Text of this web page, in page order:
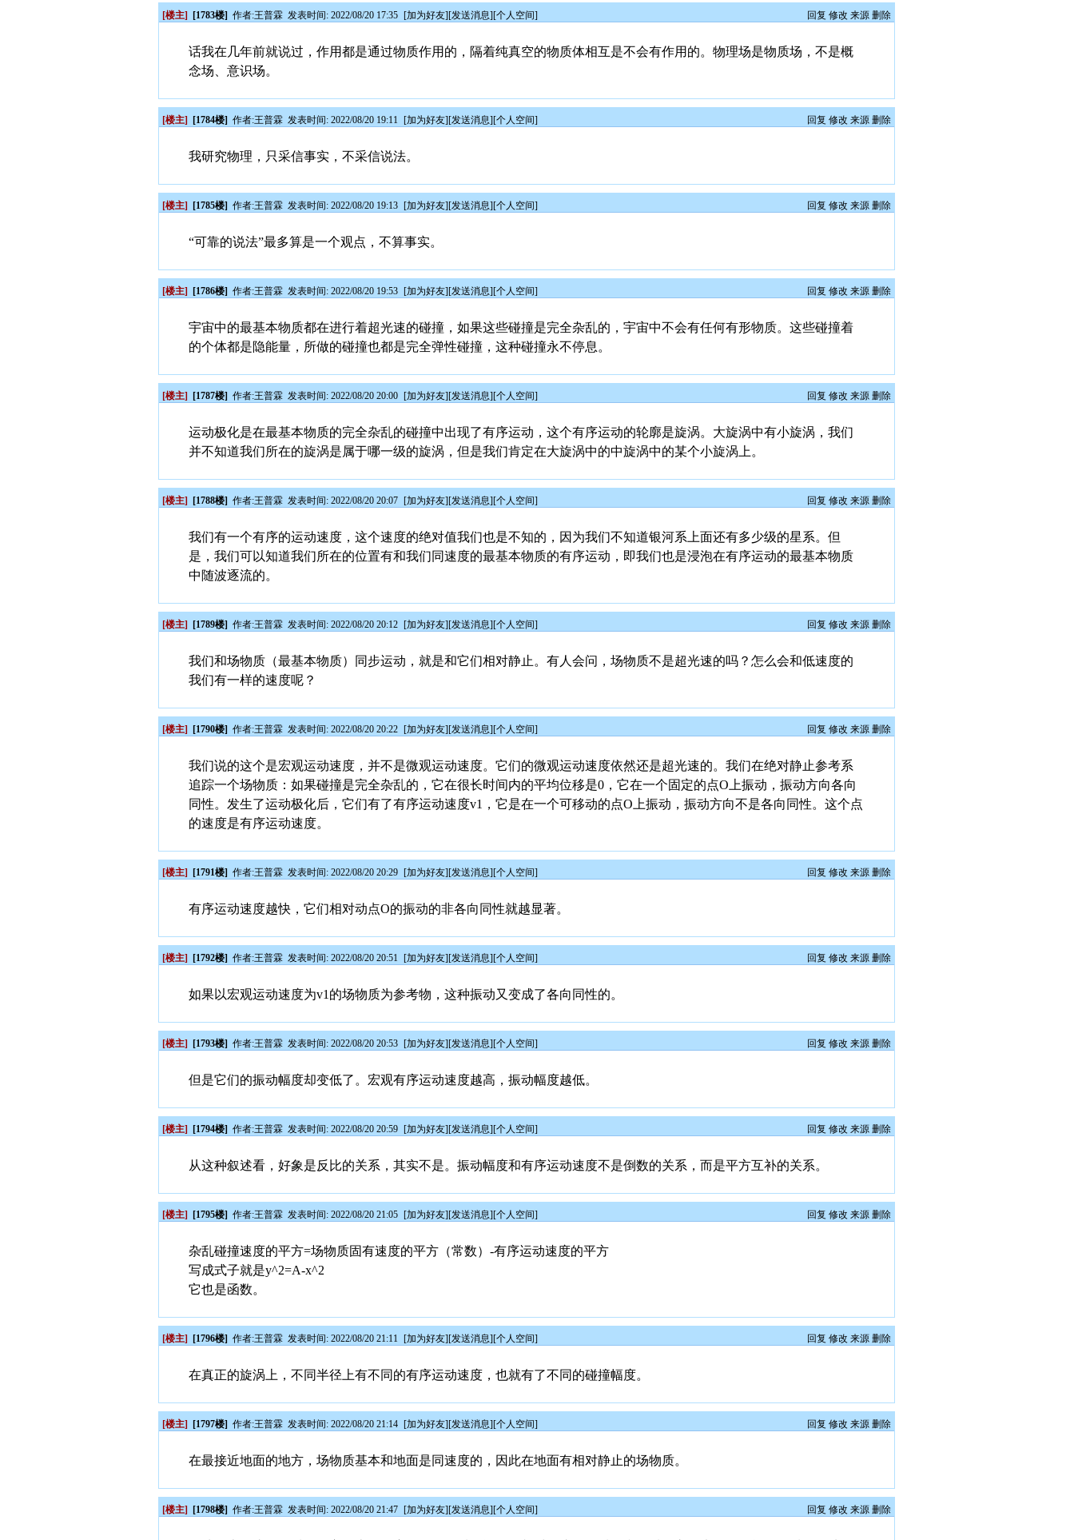
[楼主] [1783楼] 作者:王普霖 发表时间: 2022/08/20 17:35 [加为好友][发送消息][个人空间] 回复 修改 来源 删除
话我在几年前就说过，作用都是通过物质作用的，隔着纯真空的物质体相互是不会有作用的。物理场是物质场，不是概
念场、意识场。
[楼主] [1784楼] 作者:王普霖 发表时间: 2022/08/20 19:11 [加为好友][发送消息][个人空间] 回复 修改 来源 删除
我研究物理，只采信事实，不采信说法。
[楼主] [1785楼] 作者:王普霖 发表时间: 2022/08/20 19:13 [加为好友][发送消息][个人空间] 回复 修改 来源 删除
“可靠的说法”最多算是一个观点，不算事实。
[楼主] [1786楼] 作者:王普霖 发表时间: 2022/08/20 19:53 [加为好友][发送消息][个人空间] 回复 修改 来源 删除
宇宙中的最基本物质都在进行着超光速的碰撞，如果这些碰撞是完全杂乱的，宇宙中不会有任何有形物质。这些碰撞着
的个体都是隐能量，所做的碰撞也都是完全弹性碰撞，这种碰撞永不停息。
[楼主] [1787楼] 作者:王普霖 发表时间: 2022/08/20 20:00 [加为好友][发送消息][个人空间] 回复 修改 来源 删除
运动极化是在最基本物质的完全杂乱的碰撞中出现了有序运动，这个有序运动的轮廓是旋涡。大旋涡中有小旋涡，我们
并不知道我们所在的旋涡是属于哪一级的旋涡，但是我们肯定在大旋涡中的中旋涡中的某个小旋涡上。
[楼主] [1788楼] 作者:王普霖 发表时间: 2022/08/20 20:07 [加为好友][发送消息][个人空间] 回复 修改 来源 删除
我们有一个有序的运动速度，这个速度的绝对值我们也是不知的，因为我们不知道银河系上面还有多少级的星系。但
是，我们可以知道我们所在的位置有和我们同速度的最基本物质的有序运动，即我们也是浸泡在有序运动的最基本物质
中随波逐流的。
[楼主] [1789楼] 作者:王普霖 发表时间: 2022/08/20 20:12 [加为好友][发送消息][个人空间] 回复 修改 来源 删除
我们和场物质（最基本物质）同步运动，就是和它们相对静止。有人会问，场物质不是超光速的吗？怎么会和低速度的
我们有一样的速度呢？
[楼主] [1790楼] 作者:王普霖 发表时间: 2022/08/20 20:22 [加为好友][发送消息][个人空间] 回复 修改 来源 删除
我们说的这个是宏观运动速度，并不是微观运动速度。它们的微观运动速度依然还是超光速的。我们在绝对静止参考系
追踪一个场物质：如果碰撞是完全杂乱的，它在很长时间内的平均位移是0，它在一个固定的点O上振动，振动方向各向
同性。发生了运动极化后，它们有了有序运动速度v1，它是在一个可移动的点O上振动，振动方向不是各向同性。这个点
的速度是有序运动速度。
[楼主] [1791楼] 作者:王普霖 发表时间: 2022/08/20 20:29 [加为好友][发送消息][个人空间] 回复 修改 来源 删除
有序运动速度越快，它们相对动点O的振动的非各向同性就越显著。
[楼主] [1792楼] 作者:王普霖 发表时间: 2022/08/20 20:51 [加为好友][发送消息][个人空间] 回复 修改 来源 删除
如果以宏观运动速度为v1的场物质为参考物，这种振动又变成了各向同性的。
[楼主] [1793楼] 作者:王普霖 发表时间: 2022/08/20 20:53 [加为好友][发送消息][个人空间] 回复 修改 来源 删除
但是它们的振动幅度却变低了。宏观有序运动速度越高，振动幅度越低。
[楼主] [1794楼] 作者:王普霖 发表时间: 2022/08/20 20:59 [加为好友][发送消息][个人空间] 回复 修改 来源 删除
从这种叙述看，好象是反比的关系，其实不是。振动幅度和有序运动速度不是倒数的关系，而是平方互补的关系。
[楼主] [1795楼] 作者:王普霖 发表时间: 2022/08/20 21:05 [加为好友][发送消息][个人空间] 回复 修改 来源 删除
杂乱碰撞速度的平方=场物质固有速度的平方（常数）-有序运动速度的平方
写成式子就是y^2=A-x^2
它也是函数。
[楼主] [1796楼] 作者:王普霖 发表时间: 2022/08/20 21:11 [加为好友][发送消息][个人空间] 回复 修改 来源 删除
在真正的旋涡上，不同半径上有不同的有序运动速度，也就有了不同的碰撞幅度。
[楼主] [1797楼] 作者:王普霖 发表时间: 2022/08/20 21:14 [加为好友][发送消息][个人空间] 回复 修改 来源 删除
在最接近地面的地方，场物质基本和地面是同速度的，因此在地面有相对静止的场物质。
[楼主] [1798楼] 作者:王普霖 发表时间: 2022/08/20 21:47 [加为好友][发送消息][个人空间] 回复 修改 来源 删除